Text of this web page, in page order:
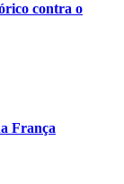
contra o
França